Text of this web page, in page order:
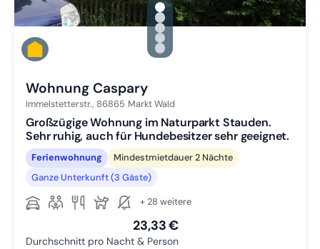
gallery.slide_selector
Zu Slide 1 wechseln
Zu Slide 2 wechseln
Zu Slide 3 wechseln
Zu Slide 4 wechseln
Zu Slide 5 wechseln
Wohnung Caspary
Immelstetterstr., 86865 Markt Wald
Großzügige Wohnung im Naturparkt Stauden.
Sehr ruhig, auch für Hundebesitzer sehr geeignet.
Ferienwohnung
Mindestmietdauer 2 Nächte
Ganze Unterkunft (3 Gäste)
+ 28 weitere
23,33 €
Durchschnitt pro Nacht & Person